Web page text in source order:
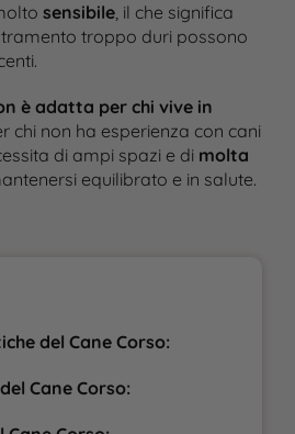
sensibile, il che significa
troppo duri possono
è adatta per chi vive in
chi non ha esperienza con cani
di ampi spazi e di molta
equilibrato e in salute.
del Cane Corso:
Cane Corso: